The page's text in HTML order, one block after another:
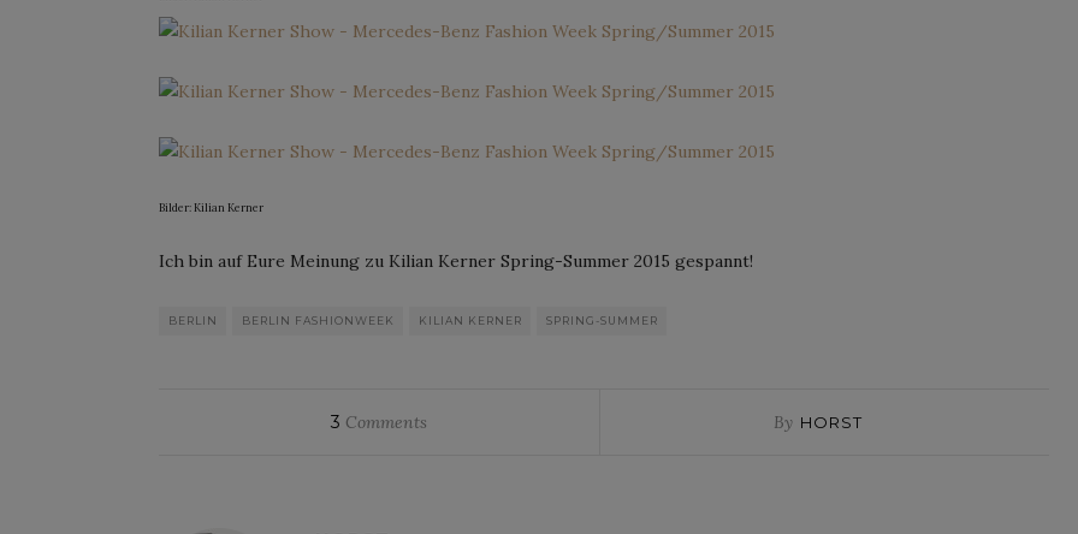
Bilder: Kilian Kerner
Ich bin auf Eure Meinung zu Kilian Kerner Spring-Summer 2015 gespannt!
BERLIN BERLIN FASHIONWEEK KILIAN KERNER SPRING-SUMMER
3 Comments By HORST